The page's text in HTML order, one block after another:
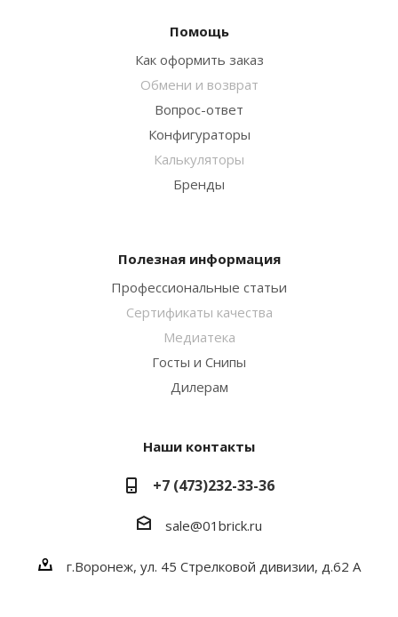
Помощь
Как оформить заказ
Обмени и возврат
Вопрос-ответ
Конфигураторы
Калькуляторы
Бренды
Полезная информация
Профессиональные статьи
Сертификаты качества
Медиатека
Госты и Снипы
Дилерам
Наши контакты
+7 (473)232-33-36
sale@01brick.ru
г.Воронеж, ул. 45 Стрелковой дивизии, д.62 А